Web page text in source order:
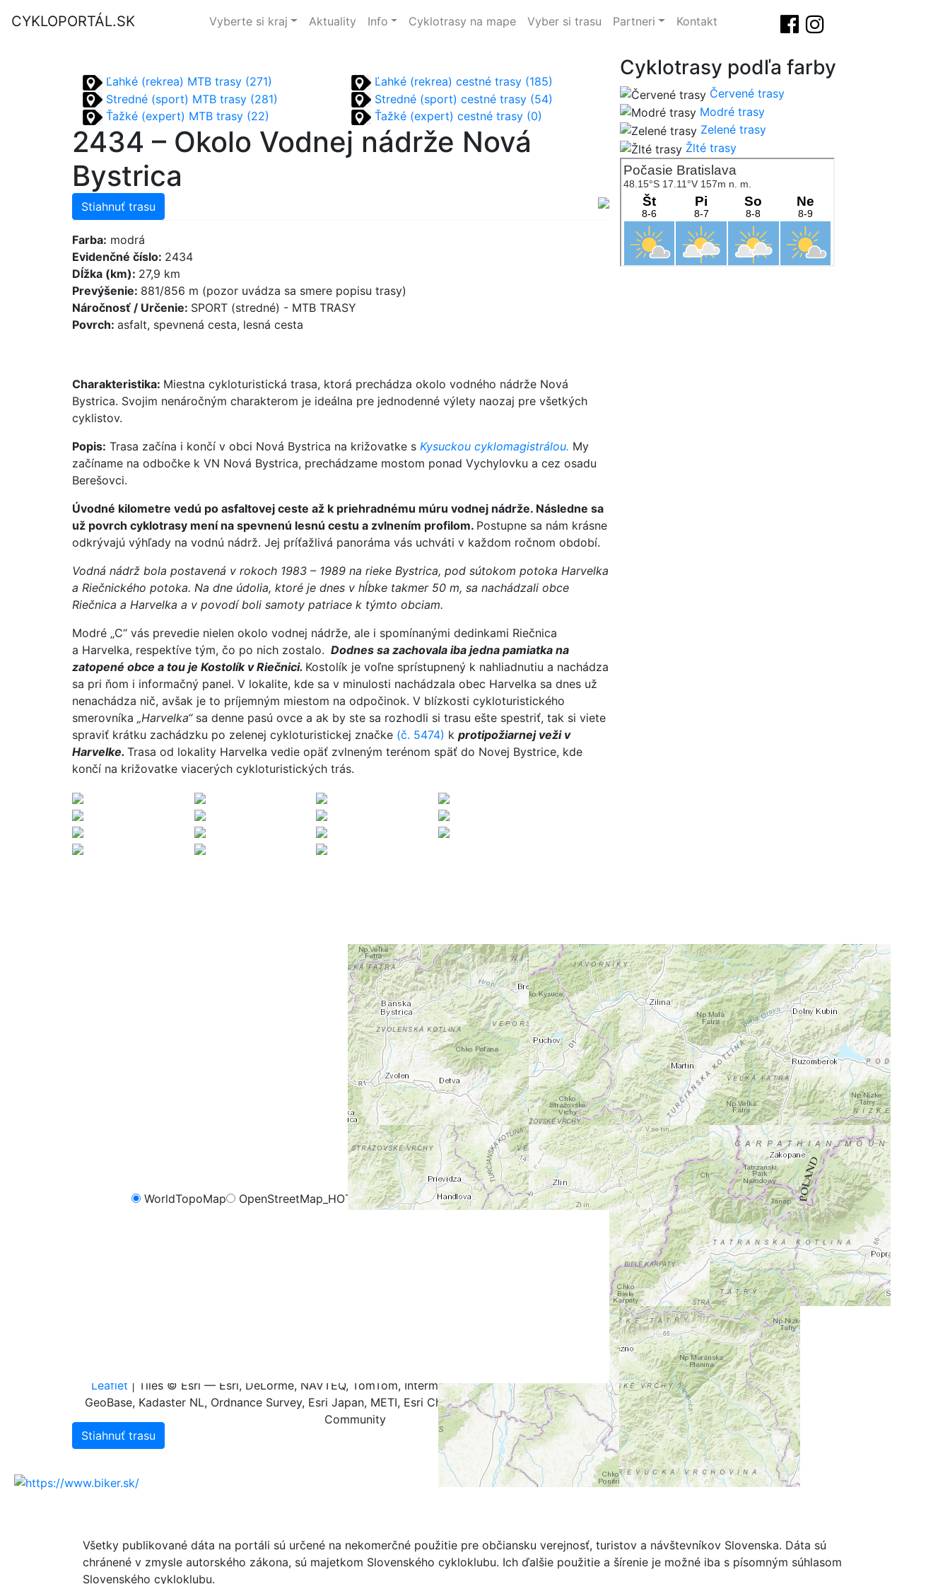
CYKLOPORTÁL.SK Vyberte si kraj Aktuality Info Cyklotrasy na mape Vyber si trasu Partneri Kontakt
Ľahké (rekrea) MTB trasy (271)
Stredné (sport) MTB trasy (281)
Ťažké (expert) MTB trasy (22)
Ľahké (rekrea) cestné trasy (185)
Stredné (sport) cestné trasy (54)
Ťažké (expert) cestné trasy (0)
2434 – Okolo Vodnej nádrže Nová
Bystrica
Stiahnuť trasu
Farba: modrá
Evidenčné číslo: 2434
Dĺžka (km): 27,9 km
Prevýšenie: 881/856 m (pozor uvádza sa smere popisu trasy)
Náročnosť / Určenie: SPORT (stredné) - MTB TRASY
Povrch: asfalt, spevnená cesta, lesná cesta
Charakteristika: Miestna cykloturistická trasa, ktorá prechádza okolo vodného nádrže Nová
Bystrica. Svojim nenáročným charakterom je ideálna pre jednodenné výlety naozaj pre všetkých
cyklistov.
Popis: Trasa začína i končí v obci Nová Bystrica na križovatke s Kysuckou cyklomagistrálou. My
začíname na odbočke k VN Nová Bystrica, prechádzame mostom ponad Vychylovku a cez osadu
Berešovci.
Úvodné kilometre vedú po asfaltovej ceste až k priehradnému múru vodnej nádrže. Následne sa
už povrch cyklotrasy mení na spevnenú lesnú cestu a zvlnením profilom. Postupne sa nám krásne
odkrývajú výhľady na vodnú nádrž. Jej príťažlivá panoráma vás uchváti v každom ročnom období.
Vodná nádrž bola postavená v rokoch 1983 – 1989 na rieke Bystrica, pod sútokom potoka Harvelka
a Riečnického potoka. Na dne údolia, ktoré je dnes v hĺbke takmer 50 m, sa nachádzali obce
Riečnica a Harvelka a v povodí boli samoty patriace k týmto obciam.
Modré „C“ vás prevedie nielen okolo vodnej nádrže, ale i spomínanými dedinkami Riečnica
a Harvelka, respektíve tým, čo po nich zostalo. Dodnes sa zachovala iba jedna pamiatka na
zatopené obce a tou je Kostolík v Riečnici. Kostolík je voľne sprístupnený k nahliadnutiu a nachádza
sa pri ňom i informačný panel. V lokalite, kde sa v minulosti nachádzala obec Harvelka sa dnes už
nenachádza nič, avšak je to príjemným miestom na odpočinok. V blízkosti cykloturistického
smerovníka „Harvelka“sa denne pasú ovce a ak by ste sa rozhodli si trasu ešte spestriť, tak si viete
spraviť krátku zachádzku po zelenej cykloturistickej značke (č. 5474) k protipožiarnej veži v
Harvelke. Trasa od lokality Harvelka vedie opäť zvlneným terénom späť do Novej Bystrice, kde
končí na križovatke viacerých cykloturistických trás.
+-
WorldTopoMap
OpenStreetMap_HOT OpenCycleMap
FreeMap.sk - Turistika
1.0km
Leaflet | Tiles © Esri — Esri, DeLorme, NAVTEQ, TomTom, Intermap, iPC, USGS, FAO, NPS, NRCAN,
GeoBase, Kadaster NL, Ordnance Survey, Esri Japan, METI, Esri China (Hong Kong), and the GIS User
Community
Stiahnuť trasu
Cyklotrasy podľa farby
Červené trasy
Modré trasy
Zelené trasy
Žlté trasy
Všetky publikované dáta na portáli sú určené na nekomerčné použitie pre občiansku verejnosť, turistov a návštevníkov Slovenska. Dáta sú
chránené v zmysle autorského zákona, sú majetkom Slovenského cykloklubu. Ich ďalšie použitie a šírenie je možné iba s písomným súhlasom
Slovenského cykloklubu.